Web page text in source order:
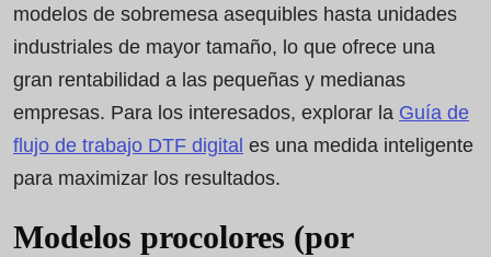
modelos de sobremesa asequibles hasta unidades
industriales de mayor tamaño, lo que ofrece una
gran rentabilidad a las pequeñas y medianas
empresas. Para los interesados, explorar la Guía de
flujo de trabajo DTF digital es una medida inteligente
para maximizar los resultados.
Modelos procolores (por